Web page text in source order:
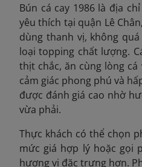
Bún cá cay 1986 là địa
yêu thích tại quận Lê
dùng thanh vị, không
loại topping chất lượng.
thịt chắc, ăn cùng lòng
cảm giác phong phú và
được đánh giá cao nhờ
vừa phải.
Thực khách có thể chọn
mức giá hợp lý hoặc gọi
hương vị đặc trưng hơn.